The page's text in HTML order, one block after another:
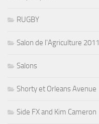
RUGBY
Salon de l'Agriculture 2011
Salons
Shorty et Orleans Avenue
Side FX and Kim Cameron